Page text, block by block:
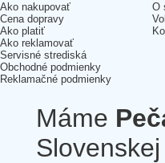
Ako nakupovať
Cena dopravy
Ako platiť
Ako reklamovať
Servisné strediská
Obchodné podmienky
Reklamačné podmienky
O
Máme